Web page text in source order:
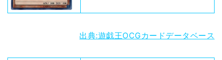
出典:遊戯王OCGカードデータベース